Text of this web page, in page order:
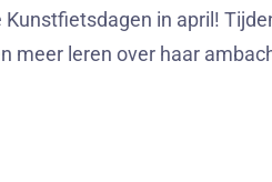
in april!
meer leren over haar